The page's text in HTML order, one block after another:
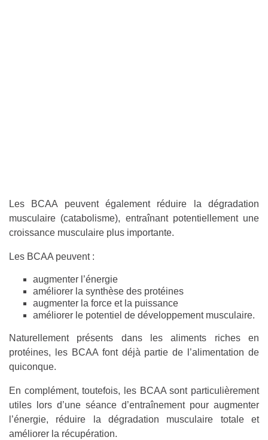
Les BCAA peuvent également réduire la dégradation
musculaire (catabolisme), entraînant potentiellement une
croissance musculaire plus importante.
Les BCAA peuvent :
augmenter l’énergie
améliorer la synthèse des protéines
augmenter la force et la puissance
améliorer le potentiel de développement musculaire.
Naturellement présents dans les aliments riches en
protéines, les BCAA font déjà partie de l’alimentation de
quiconque.
En complément, toutefois, les BCAA sont particulièrement
utiles lors d’une séance d’entraînement pour augmenter
l’énergie, réduire la dégradation musculaire totale et
améliorer la récupération.